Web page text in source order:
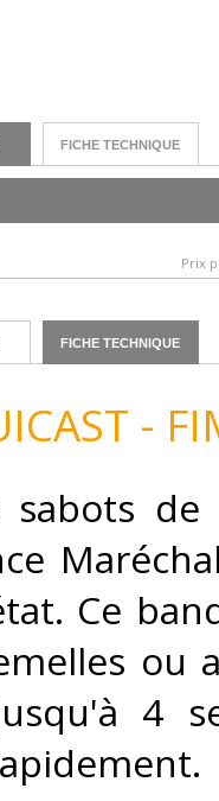
FICHE TECHNIQUE
Prix
FICHE TECHNIQUE
-
de
Ce
4